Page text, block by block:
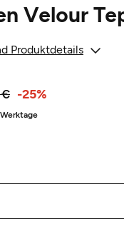
Velour
Produktdetails
€ -25%